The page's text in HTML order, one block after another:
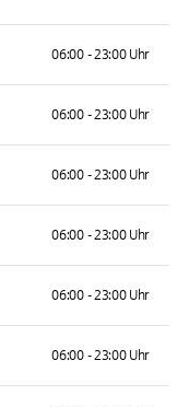
06:00 - 23:00 Uhr
06:00 - 23:00 Uhr
06:00 - 23:00 Uhr
06:00 - 23:00 Uhr
06:00 - 23:00 Uhr
06:00 - 23:00 Uhr